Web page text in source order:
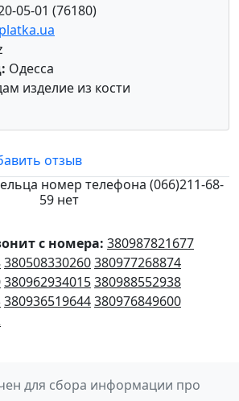
05-01 (76180)
Одесса
изделие из кости
отзыв
номер телефона (066)211-68-
59 нет
с номера: 380987821677
380508330260380977268874
380962934015380988552938
380936519644380976849600
для сбора информации про